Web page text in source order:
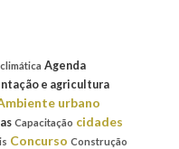
Agenda
e agricultura
urbano
Capacitação cidades
Concurso Construção